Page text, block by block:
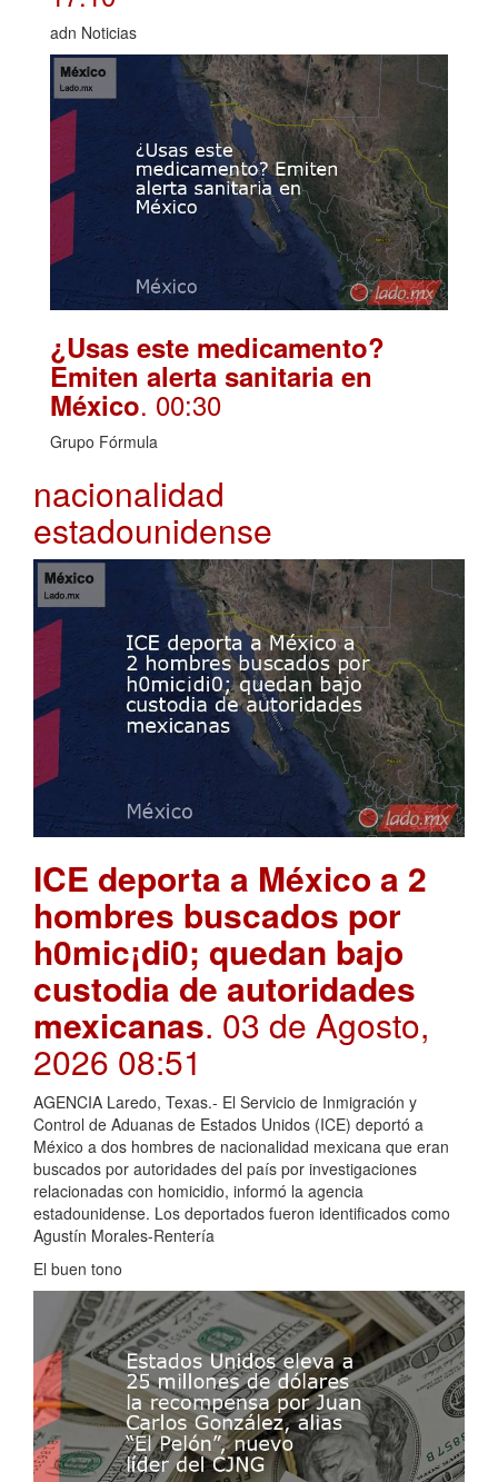
adn Noticias
¿Usas este medicamento?
Emiten alerta sanitaria en
México. 00:30
Grupo Fórmula
nacionalidad
estadounidense
ICE deporta a México a 2
hombres buscados por
h0mic¡di0; quedan bajo
custodia de autoridades
mexicanas. 03 de Agosto,
2026 08:51
AGENCIA Laredo, Texas.- El Servicio de Inmigración y
Control de Aduanas de Estados Unidos (ICE) deportó a
México a dos hombres de nacionalidad mexicana que eran
buscados por autoridades del país por investigaciones
relacionadas con homicidio, informó la agencia
estadounidense. Los deportados fueron identificados como
Agustín Morales-Rentería
El buen tono